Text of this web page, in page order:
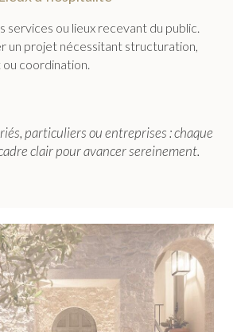
services ou lieux recevant du public.
un projet nécessitant structuration,
coordination.
particuliers ou entreprises : chaque
clair pour avancer sereinement.